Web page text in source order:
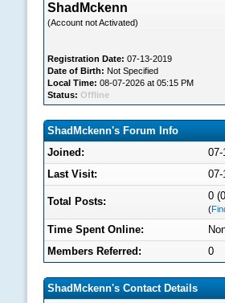
ShadMckenn
(Account not Activated)
Registration Date: 07-13-2019
Date of Birth: Not Specified
Local Time: 08-07-2026 at 05:15 PM
Status: Offline
ShadMckenn's Forum Info
Joined:
07-
Last Visit:
07-
Total Posts: 0
(
Time Spent Online:
Members Referred:
0
ShadMckenn's Contact Details